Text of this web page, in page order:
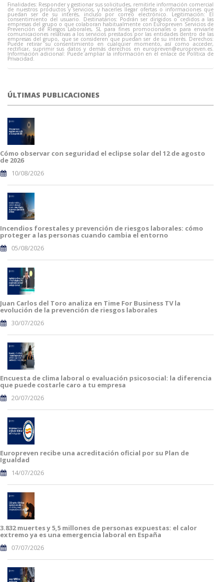
Finalidades: Responder y gestionar sus solicitudes, remitirle información comercial
de nuestros productos y servicios, y hacerles llegar ofertas o informaciones que
puedan ser de su interés, incluso por correo electrónico. Legitimación: El
consentimiento del usuario. Destinatarios: Podrán ser dirigidos o cedidos a las
empresas del grupo o que colaboran habitualmente con Europreven Servicios de
Prevención de Riesgos Laborales, SL para fines promocionales o para enviarle
comunicaciones relativas a los servicios prestados por las entidades dentro de las
empresas del grupo, que se consideren que puedan ser de su interés. Derechos:
Puede retirar su consentimiento en cualquier momento, así como acceder,
rectificar, suprimir sus datos y demás derechos en europreven@europreven.es.
Información adicional: Puede ampliar la información en el enlace de Política de
Privacidad.
ÚLTIMAS PUBLICACIONES
Cómo observar con seguridad el eclipse solar del 12 de agosto
de 2026
10/08/2026
Incendios forestales y prevención de riesgos laborales: cómo
proteger a las personas cuando cambia el entorno
05/08/2026
Juan Carlos del Toro analiza en Time For Business TV la
evolución de la prevención de riesgos laborales
30/07/2026
Encuesta de clima laboral o evaluación psicosocial: la diferencia
que puede costarle caro a tu empresa
20/07/2026
Europreven recibe una acreditación oficial por su Plan de
Igualdad
14/07/2026
3.832 muertes y 5,5 millones de personas expuestas: el calor
extremo ya es una emergencia laboral en España
07/07/2026